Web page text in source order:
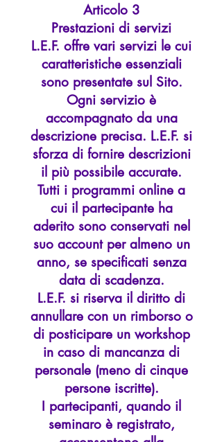
Articolo 3
Prestazioni di servizi
L.E.F. offre vari servizi le cui
caratteristiche essenziali
sono presentate sul Sito.
Ogni servizio è
accompagnato da una
descrizione precisa. L.E.F. si
sforza di fornire descrizioni
il più possibile accurate.
Tutti i programmi online a
cui il partecipante ha
aderito sono conservati nel
suo account per almeno un
anno, se specificati senza
data di scadenza.
L.E.F. si riserva il diritto di
annullare con un rimborso o
di posticipare un workshop
in caso di mancanza di
personale (meno di cinque
persone iscritte).
I partecipanti, quando il
seminaro è registrato,